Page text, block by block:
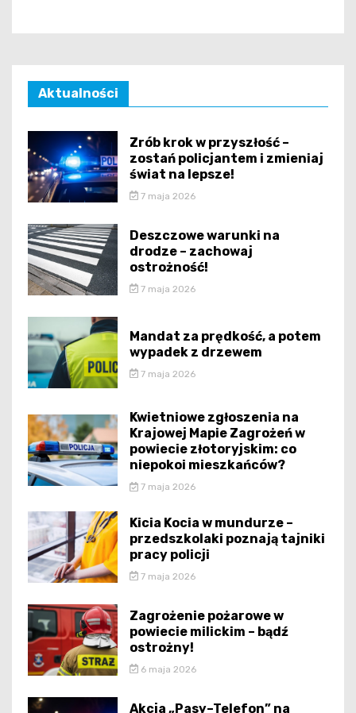
Aktualności
Zrób krok w przyszłość –
zostań policjantem i zmieniaj
świat na lepsze!
7 maja 2026
Deszczowe warunki na
drodze – zachowaj
ostrożność!
7 maja 2026
Mandat za prędkość, a potem
wypadek z drzewem
7 maja 2026
Kwietniowe zgłoszenia na
Krajowej Mapie Zagrożeń w
powiecie złotoryjskim: co
niepokoi mieszkańców?
7 maja 2026
Kicia Kocia w mundurze –
przedszkolaki poznają tajniki
pracy policji
7 maja 2026
Zagrożenie pożarowe w
powiecie milickim – bądź
ostrożny!
6 maja 2026
Akcja „Pasy–Telefon” na